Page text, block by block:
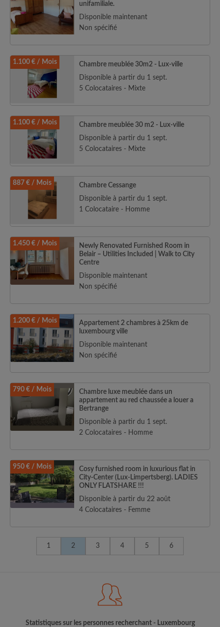
unifamiliale.
Disponible maintenant
Non spécifié
1.100 € / Mois
Chambre meublée 30m2 - Lux-ville
Disponible à partir du 1 sept.
5 Colocataires - Mixte
1.100 € / Mois
Chambre meublée 30 m2 - Lux-ville
Disponible à partir du 1 sept.
5 Colocataires - Mixte
887 € / Mois
Chambre Cessange
Disponible à partir du 1 sept.
1 Colocataire - Homme
1.450 € / Mois
Newly Renovated Furnished Room in
Belair – Utilities Included | Walk to City
Centre
Disponible maintenant
Non spécifié
1.200 € / Mois
Appartement 2 chambres à 25km de
luxembourg ville
Disponible maintenant
Non spécifié
790 € / Mois
Chambre luxe meublée dans un
appartement au red chaussée a louer a
Bertrange
Disponible à partir du 1 sept.
2 Colocataires - Homme
950 € / Mois
Cosy furnished room in luxurious flat in
City-Center (Lux-Limpertsberg). LADIES
ONLY FLATSHARE !!!
Disponible à partir du 22 août
4 Colocataires - Femme
1 2 3 4 5 6
Statistiques sur les personnes recherchant - Luxembourg